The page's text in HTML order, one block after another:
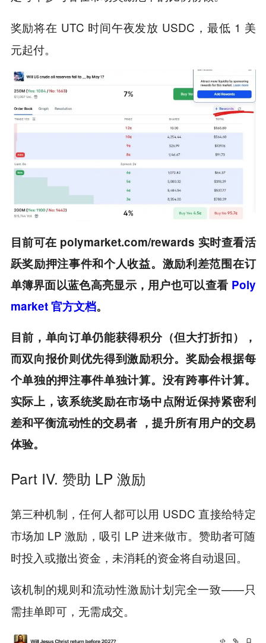
奖励将在 UTC 时间午夜发放 USDC，最低 1 美
元起付。
目前可在 polymarket.com/rewards 实时查看活
跃奖励押注事件和个人收益。激励利差范围在订
单簿界面以蓝色高亮显示，用户也可以查看 Poly
market 官方文档。
目前，单向订单仍能获得积分（但大打折扣），
而双向报价则优先得到激励积分。奖励会根据每
个单独的押注事件单独计算。没有跨事件计算。
实际上，该系统奖励在市场中点附近保持紧密利
差和平衡流动性的交易者 ，提升所有用户的交易
体验。
Part IV. 赞助 LP 激励
第三种机制，任何人都可以用 USDC 直接给特定
市场加 LP 激励，吸引 LP 进来做市。赞助者可随
时投入或撤出资金，未消耗的资金将自动退回。
该机制的规则和流动性激励计划完全一致——只
需挂单即可，无需成交。